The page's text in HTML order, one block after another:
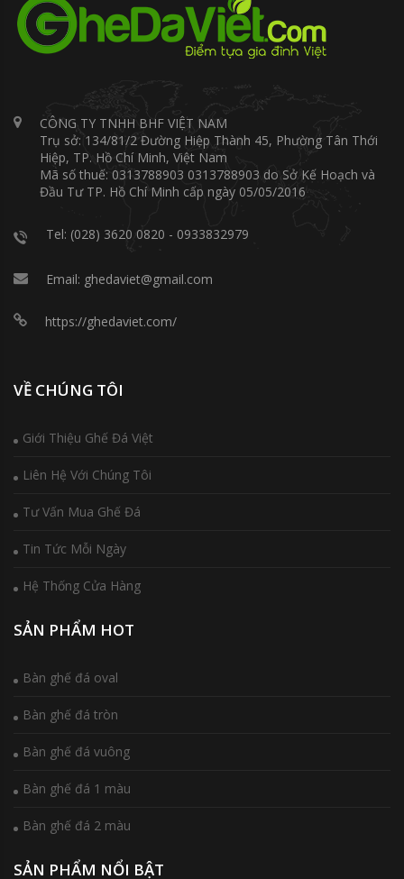
CÔNG TY TNHH BHF VIỆT NAM
Trụ sở: 134/81/2 Đường Hiệp Thành 45, Phường Tân Thới
Hiệp, TP. Hồ Chí Minh, Việt Nam
Mã số thuế: 0313788903 0313788903 do Sở Kế Hoạch và
Đầu Tư TP. Hồ Chí Minh cấp ngày 05/05/2016
Tel: (028) 3620 0820 - 0933832979
Email: ghedaviet@gmail.com
https://ghedaviet.com/
VỀ CHÚNG TÔI
Giới Thiệu Ghế Đá Việt
Liên Hệ Với Chúng Tôi
Tư Vấn Mua Ghế Đá
Tin Tức Mỗi Ngày
Hệ Thống Cửa Hàng
SẢN PHẨM HOT
Bàn ghế đá oval
Bàn ghế đá tròn
Bàn ghế đá vuông
Bàn ghế đá 1 màu
Bàn ghế đá 2 màu
SẢN PHẨM NỔI BẬT